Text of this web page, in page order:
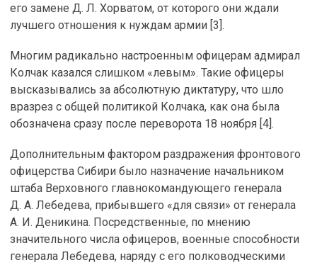
его замене Д. Л. Хорватом, от которого они ждали
лучшего отношения к нуждам армии [3].
Многим радикально настроенным офицерам адмирал
Колчак казался слишком «левым». Такие офицеры
высказывались за абсолютную диктатуру, что шло
вразрез с общей политикой Колчака, как она была
обозначена сразу после переворота 18 ноября [4].
Дополнительным фактором раздражения фронтового
офицерства Сибири было назначение начальником
штаба Верховного главнокомандующего генерала
Д. А. Лебедева, прибывшего «для связи» от генерала
А. И. Деникина. Посредственные, по мнению
значительного числа офицеров, военные способности
генерала Лебедева, наряду с его полководческими